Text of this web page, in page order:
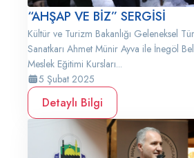
“AHŞAP VE BİZ” SERGİSİ
Kültür ve Turizm Bakanlığı Geleneksel
Sanatkarı Ahmet Münir Ayva ile İnegöl
Meslek Eğitimi Kursları...
5 Şubat 2025
Detaylı Bilgi